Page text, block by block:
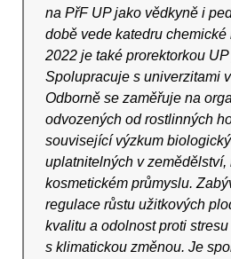
na PřF UP jako vědkyně i
době vede katedru
2022 je také prorektorkou
Spolupracuje s univerzitami
Odborně se zaměřuje na
odvozených od rostlinných
související výzkum
uplatnitelných v
kosmetickém průmyslu.
regulace růstu užitkových
kvalitu a odolnost proti
s klimatickou změnou. Je